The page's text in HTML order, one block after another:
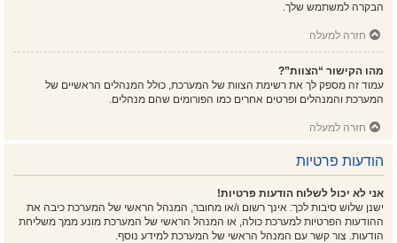
הבקרה למשתמש שלך.
חזרה למעלה
מהו הקישור “הצוות”?
עמוד זה מספק לך את רשימת הצוות של המערכת, כולל המנהלים הראשיים של
המערכת והמנהלים ופרטים אחרים כמו הפורומים שהם מנהלים.
חזרה למעלה
הודעות פרטיות
אני לא יכול לשלוח הודעות פרטיות!
ישנן שלוש סיבות לכך: אינך רשום ו/או מחובר, המנהל הראשי של המערכת כיבה את
ההודעות הפרטיות למערכת כולה, או המנהל הראשי של המערכת מונע ממך משליחת
הודעות. צור קשר עם המנהל הראשי של המערכת למידע נוסף.